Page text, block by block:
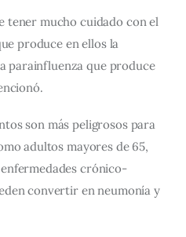
tener mucho cuidado con el
produce en ellos la
parainfluenza que produce
son más peligrosos para
adultos mayores de 65,
crónico-
convertir en neumonía y